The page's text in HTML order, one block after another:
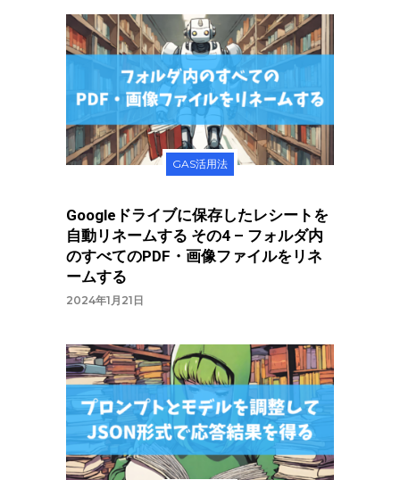
GAS活用法
Googleドライブに保存したレシートを
自動リネームする その4 – フォルダ内
のすべてのPDF・画像ファイルをリネ
ームする
2024年1月21日